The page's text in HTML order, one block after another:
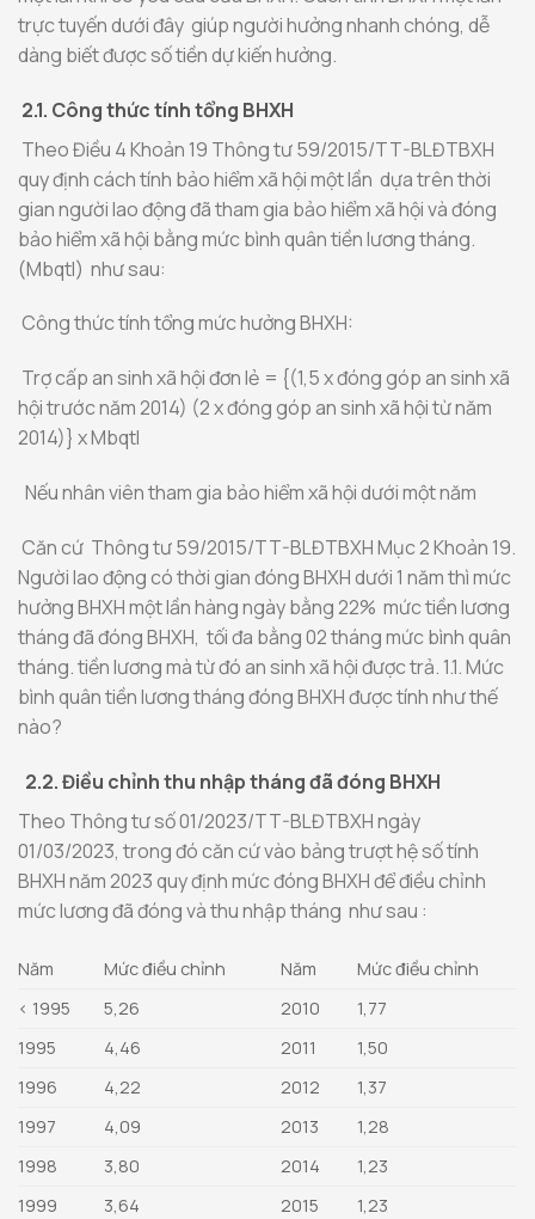
trực tuyến dưới đây giúp người hưởng nhanh chóng, dễ
dàng biết được số tiền dự kiến ​​hưởng.
2.1. Công thức tính tổng BHXH
Theo Điều 4 Khoản 19 Thông tư 59/2015/TT-BLĐTBXH
quy định cách tính bảo hiểm xã hội một lần dựa trên thời
gian người lao động đã tham gia bảo hiểm xã hội và đóng
bảo hiểm xã hội bằng mức bình quân tiền lương tháng.
(Mbqtl) như sau:
Công thức tính tổng mức hưởng BHXH:
Trợ cấp an sinh xã hội đơn lẻ = {(1,5 x đóng góp an sinh xã
hội trước năm 2014) (2 x đóng góp an sinh xã hội từ năm
2014)} x Mbqtl
Nếu nhân viên tham gia bảo hiểm xã hội dưới một năm
Căn cứ Thông tư 59/2015/TT-BLĐTBXH Mục 2 Khoản 19.
Người lao động có thời gian đóng BHXH dưới 1 năm thì mức
hưởng BHXH một lần hàng ngày bằng 22% mức tiền lương
tháng đã đóng BHXH, tối đa bằng 02 tháng mức bình quân
tháng. tiền lương mà từ đó an sinh xã hội được trả. 1.1. Mức
bình quân tiền lương tháng đóng BHXH được tính như thế
nào?
2.2. Điều chỉnh thu nhập tháng đã đóng BHXH
Theo Thông tư số 01/2023/TT-BLĐTBXH ngày
01/03/2023, trong đó căn cứ vào bảng trượt hệ số tính
BHXH năm 2023 quy định mức đóng BHXH để điều chỉnh
mức lương đã đóng và thu nhập tháng như sau :
Năm Mức điều chỉnh Năm
Mức điều chỉnh
< 1995
5,26 2010
1,77
1995
4,46 2011
1,50
1996
4,22 2012
1,37
1997
4,09 2013
1,28
1998
3,80 2014
1,23
1999
3,64 2015
1,23